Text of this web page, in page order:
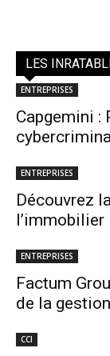
LES
ENTREPRISES
Capgemini :
ENTREPRISES
Découvrez
ENTREPRISES
Factum
de la
CCI